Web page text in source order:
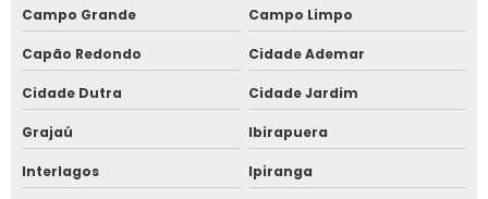
Janela anti ruído sobreposta
Janela anti ruido sp
Janela anti som
Janela para casas de alto padrão
Campo Grande Campo Limpo
Capão Redondo Cidade Ademar
Cidade Dutra Cidade Jardim
Grajaú Ibirapuera
Interlagos Ipiranga